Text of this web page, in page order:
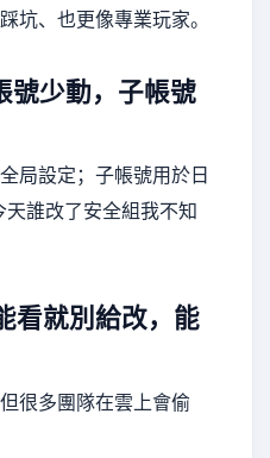
坑、也更像專業玩家。
號少動，子帳號
局設定；子帳號用於日
天誰改了安全組我不知
看就別給改，能
很多團隊在雲上會偷